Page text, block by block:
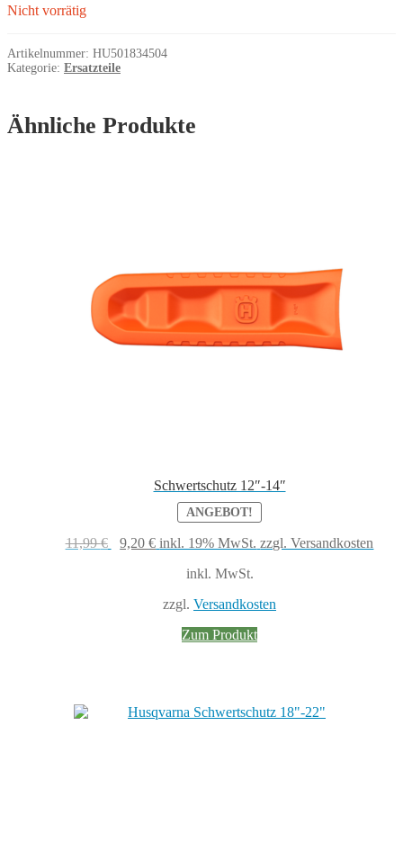
Nicht vorrätig
Artikelnummer: HU501834504
Kategorie: Ersatzteile
Ähnliche Produkte
Schwertschutz 12″-14″
ANGEBOT!
11,99€
Ursprünglicher
9,20€Aktueller
inkl. 19% MwSt. zzgl. Versandkosten
inkl. MwSt.
zzgl. Versandkosten
Zum Produkt